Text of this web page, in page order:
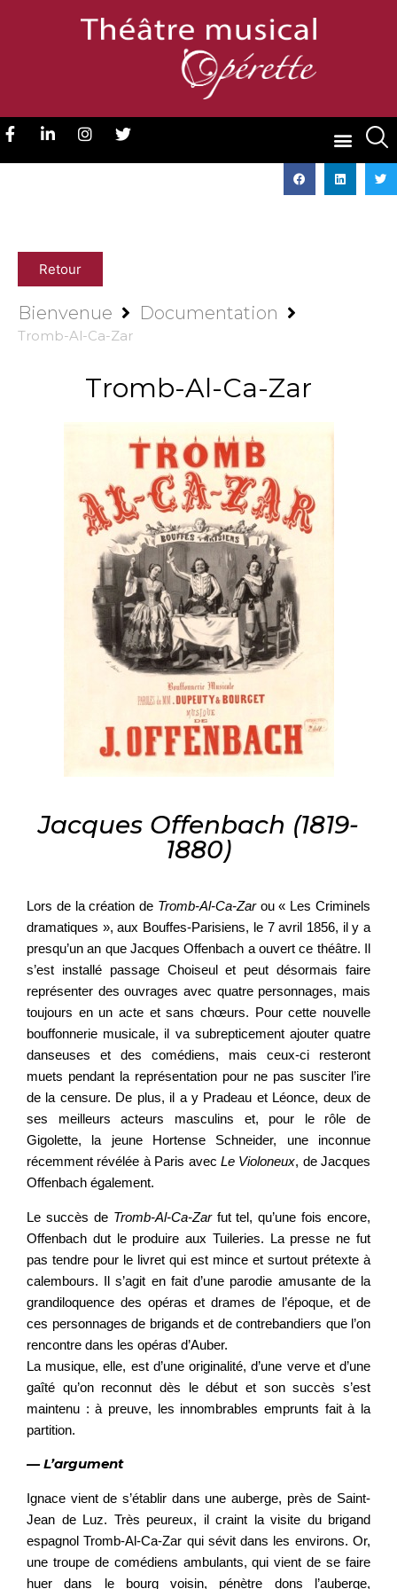
Retour
Bienvenue Documentation
Tromb-Al-Ca-Zar
Tromb-Al-Ca-Zar
Jacques Offenbach (1819-
1880)
Lors de la création de Tromb-Al-Ca-Zarou « Les Criminels
dramatiques », aux Bouffes-Parisiens, le 7 avril 1856, il y a
presqu’un an que Jacques Offenbach a ouvert ce théâtre. Il
s’est installé passage Choiseul et peut désormais faire
représenter des ouvrages avec quatre personnages, mais
toujours en un acte et sans chœurs. Pour cette nouvelle
bouffonnerie musicale, il va subrepticement ajouter quatre
danseuses et des comédiens, mais ceux-ci resteront
muets pendant la représentation pour ne pas susciter l’ire
de la censure. De plus, il a y Pradeau et Léonce, deux de
ses meilleurs acteurs masculins et, pour le rôle de
Gigolette, la jeune Hortense Schneider, une inconnue
récemment révélée à Paris avec Le Violoneux, de Jacques
Offenbach également.
Le succès de Tromb-Al-Ca-Zarfut tel, qu’une fois encore,
Offenbach dut le produire aux Tuileries. La presse ne fut
pas tendre pour le livret qui est mince et surtout prétexte à
calembours. Il s’agit en fait d’une parodie amusante de la
grandiloquence des opéras et drames de l’époque, et de
ces personnages de brigands et de contrebandiers que l’on
rencontre dans les opéras d’Auber.
La musique, elle, est d’une originalité, d’une verve et d’une
gaîté qu’on reconnut dès le début et son succès s’est
maintenu : à preuve, les innombrables emprunts fait à la
partition.
— L’argument
Ignace vient de s’établir dans une auberge, près de Saint-
Jean de Luz. Très peureux, il craint la visite du brigand
espagnol Tromb-Al-Ca-Zar qui sévit dans les environs. Or,
une troupe de comédiens ambulants, qui vient de se faire
huer dans le bourg voisin, pénètre dons l’auberge,